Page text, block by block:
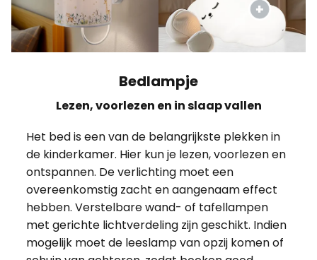
Bedlampje
Lezen, voorlezen en in slaap vallen
Het bed is een van de belangrijkste plekken in
de kinderkamer. Hier kun je lezen, voorlezen en
ontspannen. De verlichting moet een
overeenkomstig zacht en aangenaam effect
hebben. Verstelbare wand- of tafellampen
met gerichte lichtverdeling zijn geschikt. Indien
mogelijk moet de leeslamp van opzij komen of